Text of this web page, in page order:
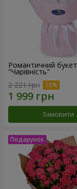
Романтичний букет
"Чарівність"
2 221 грн
Замовити